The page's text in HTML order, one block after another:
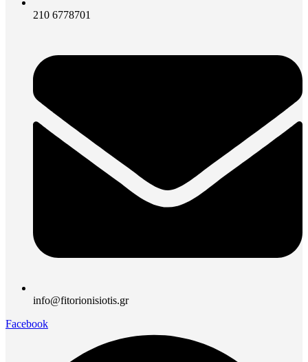
210 6778701
info@fitorionisiotis.gr
Facebook